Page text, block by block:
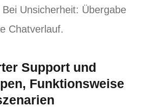
Unsicherheit: Übergabe
Chatverlauf.
Support und
Funktionsweise